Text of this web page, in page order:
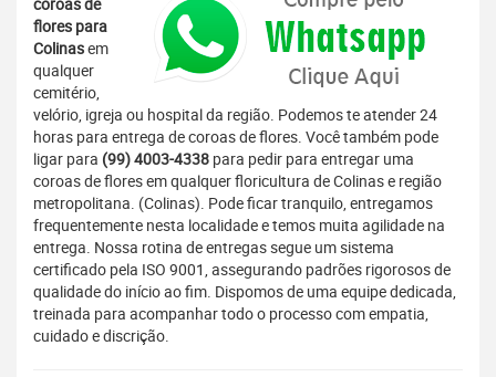
flores para
Colinasem
qualquer
cemitério,
velório, igreja ou hospital da região. Podemos te atender 24
horas para entrega de coroas de flores. Você também pode
ligar para (99) 4003-4338 para pedir para entregar uma
coroas de flores em qualquer floricultura de Colinas e região
metropolitana. (Colinas). Pode ficar tranquilo, entregamos
frequentemente nesta localidade e temos muita agilidade na
entrega. Nossa rotina de entregas segue um sistema
certificado pela ISO 9001, assegurando padrões rigorosos de
qualidade do início ao fim. Dispomos de uma equipe dedicada,
treinada para acompanhar todo o processo com empatia,
cuidado e discrição.